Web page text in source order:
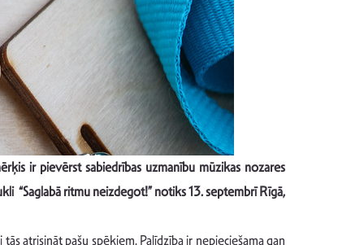
ir pievērst sabiedrības uzmanību mūzikas nozares
“Saglabā ritmu neizdegot!” notiks 13. septembrī Rīgā,
atrisināt pašu spēkiem. Palīdzība ir nepieciešama gan